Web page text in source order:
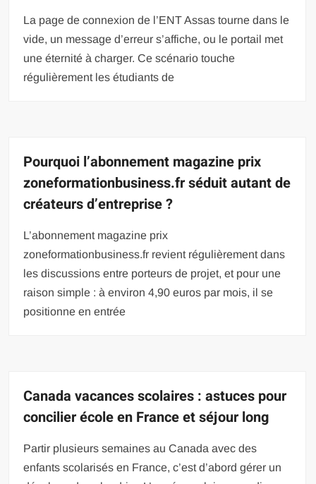
La page de connexion de l’ENT Assas tourne dans le
vide, un message d’erreur s’affiche, ou le portail met
une éternité à charger. Ce scénario touche
régulièrement les étudiants de
Pourquoi l’abonnement magazine prix
zoneformationbusiness.fr séduit autant de
créateurs d’entreprise ?
L’abonnement magazine prix
zoneformationbusiness.fr revient régulièrement dans
les discussions entre porteurs de projet, et pour une
raison simple : à environ 4,90 euros par mois, il se
positionne en entrée
Canada vacances scolaires : astuces pour
concilier école en France et séjour long
Partir plusieurs semaines au Canada avec des
enfants scolarisés en France, c’est d’abord gérer un